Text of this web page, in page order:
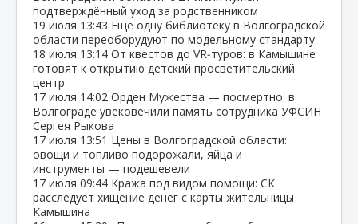
подтверждённый уход за родственником
19 июля 13:43 Ещё одну библиотеку в Волгоградской
области переоборудуют по модельному стандарту
18 июля 13:14 От квестов до VR‑туров: в Камышине
готовят к открытию детский просветительский
центр
17 июля 14:02 Орден Мужества — посмертно: в
Волгограде увековечили память сотрудника УФСИН
Сергея Рыкова
17 июля 13:51 Цены в Волгоградской области:
овощи и топливо подорожали, яйца и
инструменты — подешевели
17 июля 09:44 Кража под видом помощи: СК
расследует хищение денег с карты жительницы
Камышина